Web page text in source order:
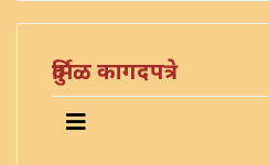
दुर्मिळ कागदपत्रे